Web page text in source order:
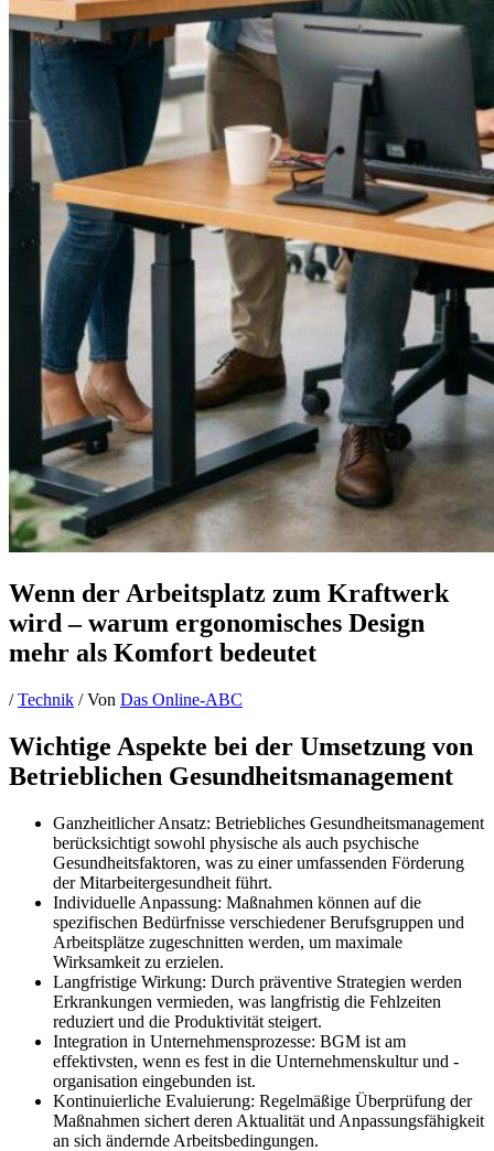
Wenn der Arbeitsplatz zum Kraftwerk
wird – warum ergonomisches Design
mehr als Komfort bedeutet
/Technik / Von Das Online-ABC
Wichtige Aspekte bei der Umsetzung von
Betrieblichen Gesundheitsmanagement
Ganzheitlicher Ansatz: Betriebliches Gesundheitsmanagement
berücksichtigt sowohl physische als auch psychische
Gesundheitsfaktoren, was zu einer umfassenden Förderung
der Mitarbeitergesundheit führt.
Individuelle Anpassung: Maßnahmen können auf die
spezifischen Bedürfnisse verschiedener Berufsgruppen und
Arbeitsplätze zugeschnitten werden, um maximale
Wirksamkeit zu erzielen.
Langfristige Wirkung: Durch präventive Strategien werden
Erkrankungen vermieden, was langfristig die Fehlzeiten
reduziert und die Produktivität steigert.
Integration in Unternehmensprozesse: BGM ist am
effektivsten, wenn es fest in die Unternehmenskultur und -
organisation eingebunden ist.
Kontinuierliche Evaluierung: Regelmäßige Überprüfung der
Maßnahmen sichert deren Aktualität und Anpassungsfähigkeit
an sich ändernde Arbeitsbedingungen.